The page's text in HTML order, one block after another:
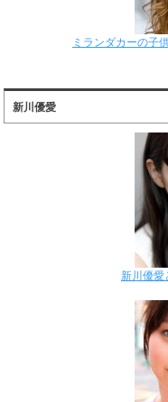
ミランダカーの子
新川優愛
新川優愛